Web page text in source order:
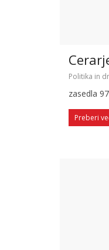
Politika in
zasedla
Preberi